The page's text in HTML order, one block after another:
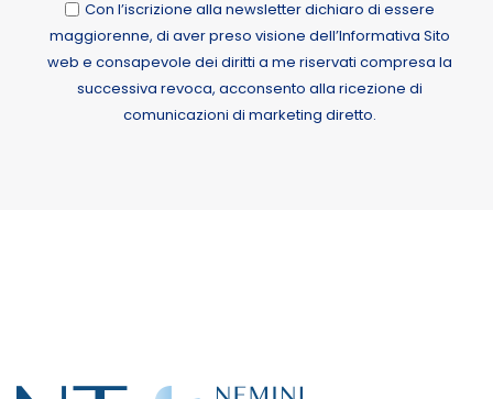
Con l’iscrizione alla newsletter dichiaro di essere
maggiorenne, di aver preso visione dell’Informativa Sito
web e consapevole dei diritti a me riservati compresa la
successiva revoca, acconsento alla ricezione di
comunicazioni di marketing diretto.